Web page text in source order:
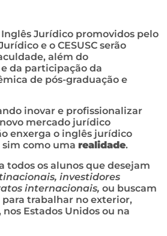
Inglês Jurídico promovidos pelo
e o CESUSC serão
além do
da participação da
de pós-graduação e
inovar e profissionalizar
mercado jurídico
enxerga o inglês jurídico
como uma realidade.
todos os alunos que desejam
investidores
internacionais, ou buscam
trabalhar no exterior,
Estados Unidos ou na